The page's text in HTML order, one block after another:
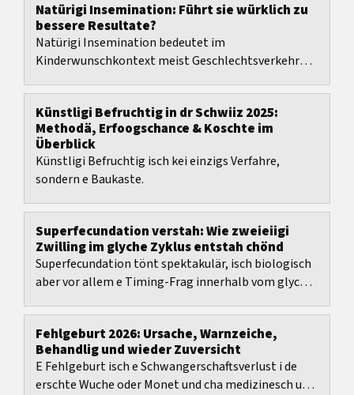
Natürigi Insemination: Führt sie würklich zu
bessere Resultate?
Natürigi Insemination bedeutet im
Kinderwunschkontext meist Geschlechtsverkehr
Künstligi Befruchtig in dr Schwiiz 2025:
Methodä, Erfoogschance & Koschte im
Überblick
Künstligi Befruchtig isch kei einzigs Verfahre,
sondern e Baukaste.
Superfecundation verstah: Wie zweieiigi
Zwilling im glyche Zyklus entstah chönd
Superfecundation tönt spektakulär, isch biologisch
aber vor allem e Timing-Frag innerhalb vom glyche
Fehlgeburt 2026: Ursache, Warnzeiche,
Behandlig und wieder Zuversicht
E Fehlgeburt isch e Schwangerschaftsverlust i de
erschte Wuche oder Monet und cha medizinesch und